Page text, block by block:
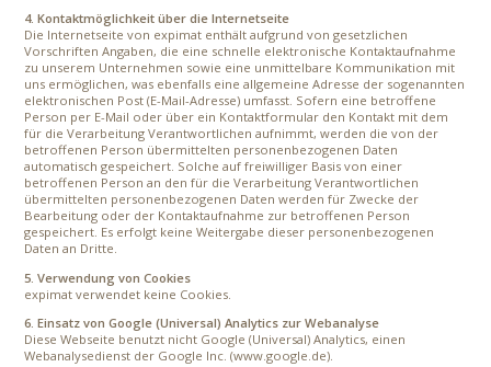
4. Kontaktmöglichkeit über die Internetseite
Die Internetseite von expimat enthält aufgrund von gesetzlichen
Vorschriften Angaben, die eine schnelle elektronische Kontaktaufnahme
zu unserem Unternehmen sowie eine unmittelbare Kommunikation mit
uns ermöglichen, was ebenfalls eine allgemeine Adresse der sogenannten
elektronischen Post (E-Mail-Adresse) umfasst. Sofern eine betroffene
Person per E-Mail oder über ein Kontaktformular den Kontakt mit dem
für die Verarbeitung Verantwortlichen aufnimmt, werden die von der
betroffenen Person übermittelten personenbezogenen Daten
automatisch gespeichert. Solche auf freiwilliger Basis von einer
betroffenen Person an den für die Verarbeitung Verantwortlichen
übermittelten personenbezogenen Daten werden für Zwecke der
Bearbeitung oder der Kontaktaufnahme zur betroffenen Person
gespeichert. Es erfolgt keine Weitergabe dieser personenbezogenen
Daten an Dritte.
5. Verwendung von Cookies
expimat verwendet keine Cookies.
6. Einsatz von Google (Universal) Analytics zur Webanalyse
Diese Webseite benutzt nicht Google (Universal) Analytics, einen
Webanalysedienst der Google Inc. (www.google.de).